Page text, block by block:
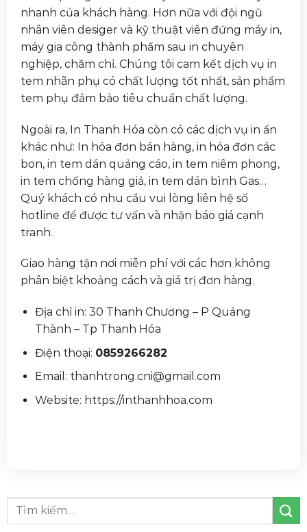
nhanh của khách hàng. Hơn nữa với đội ngũ
nhân viên desiger và kỹ thuật viên đứng máy in,
máy gia công thành phẩm sau in chuyên
nghiệp, chăm chỉ. Chúng tôi cam kết dịch vụ in
tem nhãn phụ có chất lượng tốt nhất, sản phẩm
tem phụ đảm bảo tiêu chuẩn chất lượng.
Ngoài ra, In Thanh Hóa còn có các dịch vụ in ấn
khác như: In hóa đơn bán hàng, in hóa đơn các
bon, in tem dán quảng cáo, in tem niêm phong,
in tem chống hàng giả, in tem dán bình Gas…
Quý khách có nhu cầu vui lòng liên hệ số
hotline để được tư vấn và nhận báo giá cạnh
tranh.
Giao hàng tận nơi miễn phí với các hơn không
phân biệt khoảng cách và giá trị đơn hàng.
Địa chỉ in: 30 Thanh Chương – P Quảng
Thành – Tp Thanh Hóa
Điện thoại: 0859266282
Email: thanhtrong.cni@gmail.com
Website: https://inthanhhoa.com